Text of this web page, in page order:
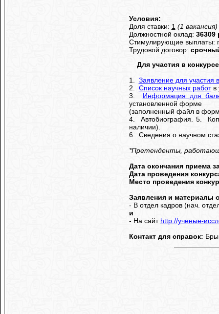
Условия:
Доля ставки: 1(1 вакансия)
Должностной оклад: 36309
Стимулирующие выплаты:
Трудовой договор:
Для участия в
1. Заявление для участия
2. Список научных работв
3. Информация для
установленной форме
(заполненный файл в
4. Автобиография. 5.
наличии).
6. Сведения о научном
*Претенденты,
Дата окончания приема
Дата проведения
Место проведения
Заявления и материалы
- В отдел кадров (нач.
и
- На сайт http://ученые-
Контакт для справок: